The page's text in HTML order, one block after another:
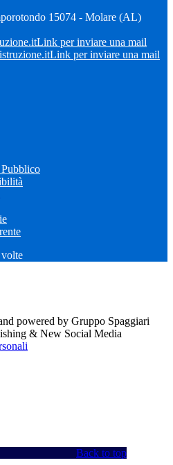
15074 - Molare (AL)
Link per inviare una mail
Link per inviare una mail
volte
powered by Gruppo Spaggiari
& New Social Media
Back to top